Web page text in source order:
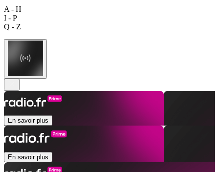
A - H
I - P
Q - Z
En savoir plus
En savoir plus